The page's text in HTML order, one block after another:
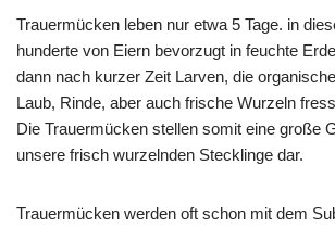
Trauermücken leben nur etwa 5 Tage. in
hunderte von Eiern bevorzugt in feuchte
dann nach kurzer Zeit Larven, die
Laub, Rinde, aber auch frische Wurzeln
Die Trauermücken stellen somit eine große
unsere frisch wurzelnden Stecklinge dar.
Trauermücken werden oft schon mit dem